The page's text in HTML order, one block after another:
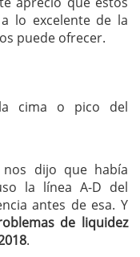
lo excelente de la
puede ofrecer.
cima o pico del
dijo que había
la línea A-D del
antes de esa. Y
de liquidez
.